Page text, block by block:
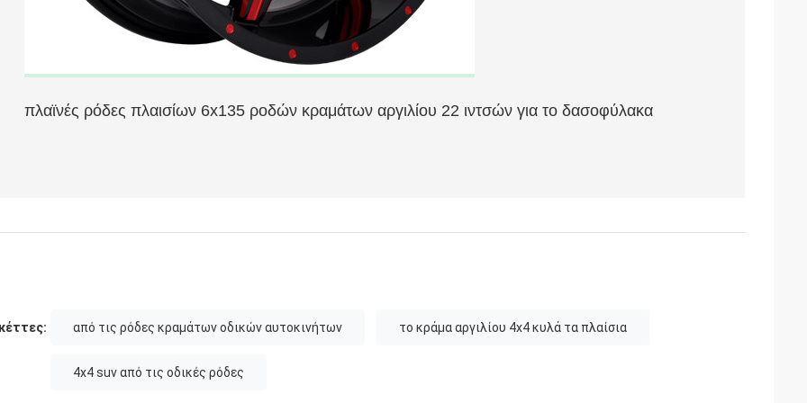
πλαϊνές ρόδες πλαισίων 6x135 ροδών κραμάτων αργιλίου 22 ιντσών για το δασοφύλακα
από τις ρόδες κραμάτων οδικών αυτοκινήτων το κράμα αργιλίου 4x4 κυλά τα πλαίσια
4x4 suv από τις οδικές ρόδες